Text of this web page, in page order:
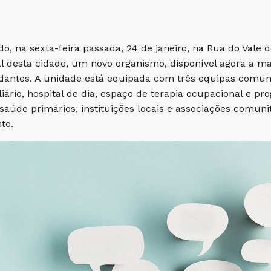
na sexta-feira passada, 24 de janeiro, na Rua do Vale
desta cidade, um novo organismo, disponível agora a
A unidade está equipada com três equipas
hospital de dia, espaço de terapia ocupacional e
primários, instituições locais e associações